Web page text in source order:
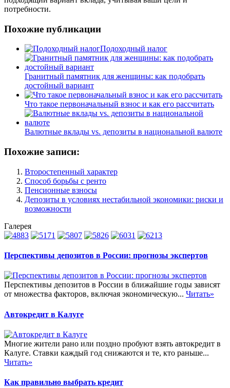
потребности.
Похожие публикации
Подоходный налог
Гранитный памятник для женщины: как подобрать
достойный вариант
Что такое первоначальный взнос и как его рассчитать
Валютные вклады vs. депозиты в национальной валюте
Похожие записи:
Второстепенный характер
Способ борьбы с ренто
Пенсионные взносы
Депозиты в условиях нестабильной экономики: риски и
возможности
Галерея
Перспективы депозитов в России: прогнозы экспертов
Перспективы депозитов в России в ближайшие годы зависят
от множества факторов, включая экономическую... Читать»
Автокредит в Калуге
Многие жители рано или поздно пробуют взять автокредит в
Калуге. Ставки каждый год снижаются и те, кто раньше...
Читать»
Как правильно выбрать кредит